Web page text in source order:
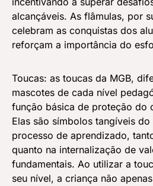
alcançáveis. As flâmulas, por
celebram as conquistas dos
reforçam a importância do
Toucas: as toucas da MGB,
mascotes de cada nível
função básica de proteção do
Elas são símbolos tangíveis
processo de aprendizado,
quanto na internalização de
fundamentais. Ao utilizar a
seu nível, a criança não